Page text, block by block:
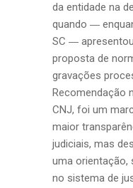
da entidade na
quando —
SC —
proposta de
gravações
Recomendação
CNJ, foi um
maior
judiciais, mas
uma orientação,
no sistema de